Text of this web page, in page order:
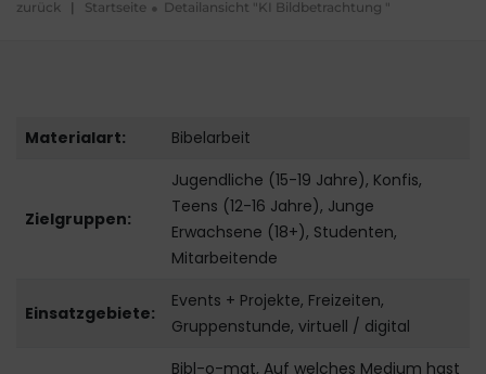
zurück | Startseite Detailansicht "KI Bildbetrachtung "
Materialart: Bibelarbeit
Zielgruppen:
Jugendliche (15-19 Jahre), Konfis,
Teens (12-16 Jahre), Junge
Erwachsene (18+), Studenten,
Mitarbeitende
Einsatzgebiete:
Events + Projekte, Freizeiten,
Gruppenstunde, virtuell / digital
Bibl-o-mat, Auf welches Medium hast